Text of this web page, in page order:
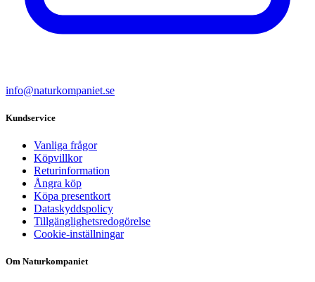
info@naturkompaniet.se
Kundservice
Vanliga frågor
Köpvillkor
Returinformation
Ångra köp
Köpa presentkort
Dataskyddspolicy
Tillgänglighetsredogörelse
Cookie-inställningar
Om Naturkompaniet